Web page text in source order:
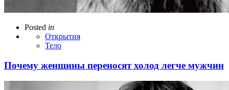
Posted in
Открытия
Тело
Почему женщины переносят холод легче мужчин